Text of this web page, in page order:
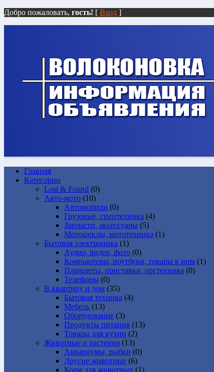
Добро пожаловать, гость! [ Вход ]
Главная
Категории
Lost & Found (0)
Авто-мото (10)
Автомобили (0)
Грузовые, спецтехника (4)
Запчасти, аксессуары (5)
Мотоциклы, мототехника (1)
Бытовая электроника (1)
Аудио, видео, фото (0)
Компьютеры, ноутбуки, товары к ним (1)
Планшеты, приставки, оргтехника (0)
Телефоны (0)
В квартиру и дом (35)
Бытовая техника (4)
Мебель (13)
Оборудование (3)
Продукты питания (13)
Товары для кухни (2)
Животные и растения (13)
Аквариумы, рыбки (0)
Другие животные (6)
Корм для животных (1)